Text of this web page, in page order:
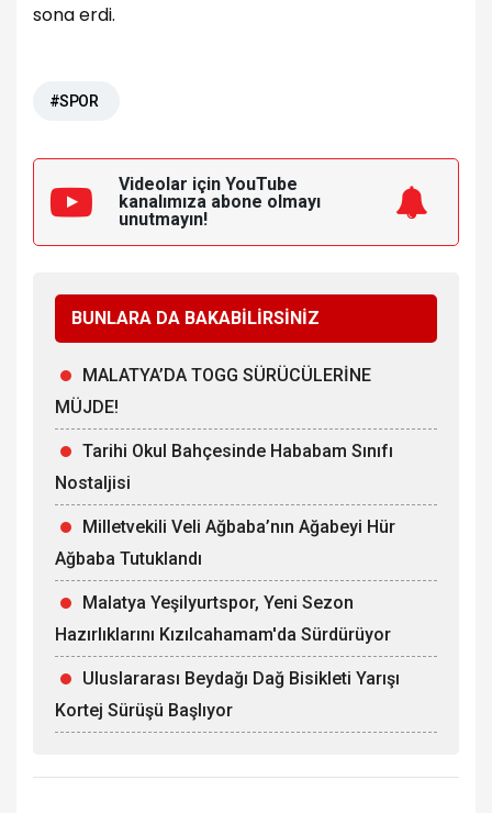
sona erdi.
#SPOR
Videolar için YouTube
kanalımıza abone olmayı
unutmayın!
BUNLARA DA BAKABİLİRSİNİZ
MALATYA’DA TOGG SÜRÜCÜLERİNE
MÜJDE!
Tarihi Okul Bahçesinde Hababam Sınıfı
Nostaljisi
Milletvekili Veli Ağbaba’nın Ağabeyi Hür
Ağbaba Tutuklandı
Malatya Yeşilyurtspor, Yeni Sezon
Hazırlıklarını Kızılcahamam'da Sürdürüyor
Uluslararası Beydağı Dağ Bisikleti Yarışı
Kortej Sürüşü Başlıyor